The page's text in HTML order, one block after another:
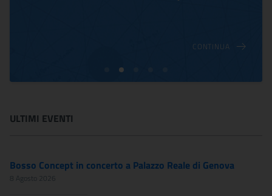
CONTINUA
ULTIMI EVENTI
Bosso Concept in concerto a Palazzo Reale di Genova
8 Agosto 2026